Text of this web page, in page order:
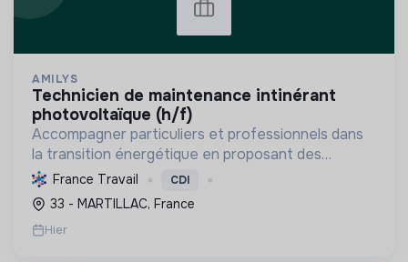
AMILYS
technicien de maintenance intinérant
photovoltaïque (h/f)
Accompagner particuliers et professionnels dans
la transition énergétique en proposant des
solutions durables pour réduire la consommation,
favoriser les renouvelables et améliorer le
confort.
France Travail CDI
33 - MARTILLAC, France
Hier